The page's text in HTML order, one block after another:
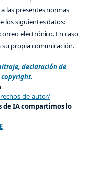
las presentes normas
los siguientes datos:
electrónico. En caso,
su propia comunicación.
declaración de
de-autor/
de IA compartimos lo